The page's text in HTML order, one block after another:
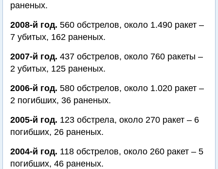
раненых.
2008-й год. 560 обстрелов, около 1.490 ракет –
7 убитых, 162 раненых.
2007-й год. 437 обстрелов, около 760 ракеты –
2 убитых, 125 раненых.
2006-й год. 580 обстрелов, около 1.020 ракет –
2 погибших, 36 раненых.
2005-й год. 123 обстрела, около 270 ракет – 6
погибших, 26 раненых.
2004-й год. 118 обстрелов, около 260 ракет – 5
погибших, 46 раненых.